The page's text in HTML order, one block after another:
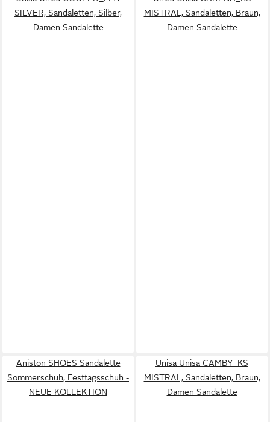
SILVER, Sandaletten, Silber,
Damen Sandalette
MISTRAL, Sandaletten, Braun,
Damen Sandalette
Aniston SHOES Sandalette
Sommerschuh, Festtagsschuh -
NEUE KOLLEKTION
Unisa Unisa CAMBY_KS
MISTRAL, Sandaletten, Braun,
Damen Sandalette